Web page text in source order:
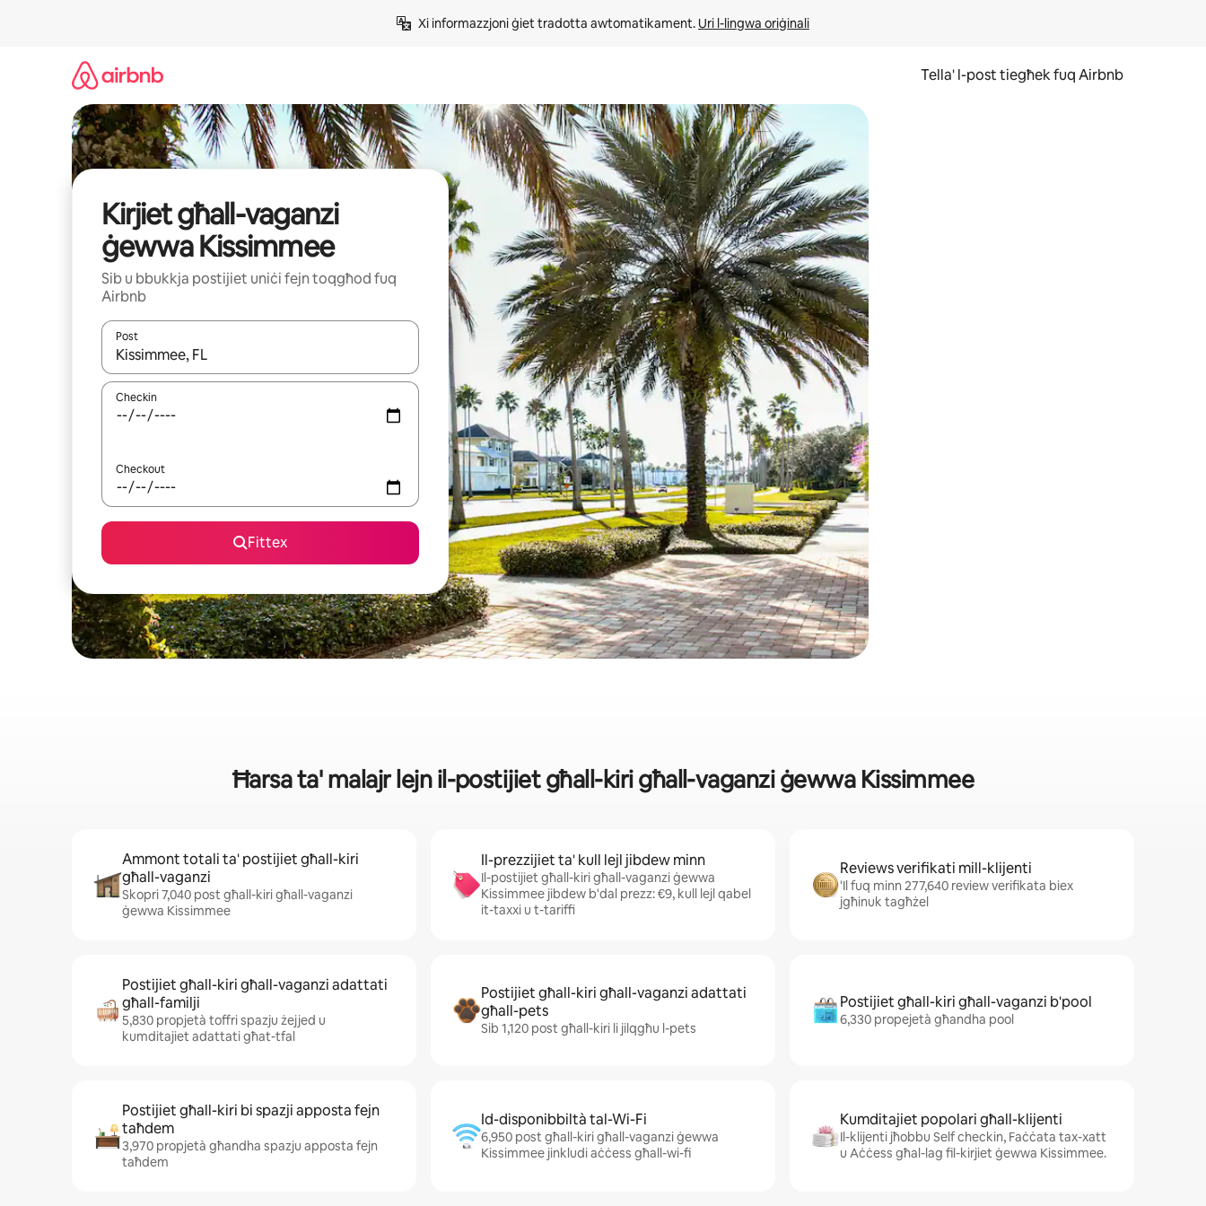
Xi informazzjoni ġiet tradotta awtomatikament. Uri l-lingwa oriġinali
Tella' l-post tiegħek fuq Airbnb
Kirjiet għall-vaganzi
ġewwa Kissimmee
Sib u bbukkja postijiet uniċi fejn toqgħod fuq
Airbnb
Post
Meta r-riżultati jkunu disponibbli, tista' tmur minn riżultat għall-ieħor bil-buttuni tal-vleġeġ 'il fuq jew 'l isfel jew billi tmiss u tmexxi subgħajk fuq l-iskrin.
Checkin
Checkout
Fittex
Ħarsa ta' malajr lejn il-postijiet għall-kiri għall-vaganzi ġewwa Kissimmee
Ammont totali ta' postijiet għall-kiri
għall-vaganzi
Skopri 7,040 post għall-kiri għall-vaganzi
ġewwa Kissimmee
Il-prezzijiet ta' kull lejl jibdew minn
Il-postijiet għall-kiri għall-vaganzi ġewwa
Kissimmee jibdew b'dal prezz: €9, kull lejl qabel
it-taxxi u t-tariffi
Reviews verifikati mill-klijenti
'Il fuq minn 277,640 review verifikata biex
jgħinuk tagħżel
Postijiet għall-kiri għall-vaganzi adattati
għall-familji
5,830 propjetà toffri spazju żejjed u
kumditajiet adattati għat-tfal
Postijiet għall-kiri għall-vaganzi adattati
għall-pets
Sib 1,120 post għall-kiri li jilqgħu l-pets
Postijiet għall-kiri għall-vaganzi b'pool
6,330 propejetà għandha pool
Postijiet għall-kiri bi spazji apposta fejn
taħdem
3,970 propjetà għandha spazju apposta fejn
taħdem
Id-disponibbiltà tal-Wi-Fi
6,950 post għall-kiri għall-vaganzi ġewwa
Kissimmee jinkludi aċċess għall-wi-fi
Kumditajiet popolari għall-klijenti
Il-klijenti jħobbu Self checkin, Faċċata tax-xatt
u Aċċess għal-lag fil-kirjiet ġewwa Kissimmee.